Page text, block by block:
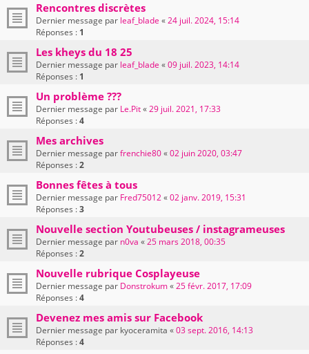
Rencontres discrètes
Dernier message par leaf_blade «24 juil. 2024, 15:14
Réponses : 1
Les kheys du 18 25
Dernier message par leaf_blade «09 juil. 2023, 14:14
Réponses : 1
Un problème ???
Dernier message par Le.Pit«29 juil. 2021, 17:33
Réponses :4
Mes archives
Dernier message parfrenchie80«02 juin 2020, 03:47
Réponses :2
Bonnes fêtes à tous
Dernier message par Fred75012«02 janv. 2019, 15:31
Réponses :3
Nouvelle section Youtubeuses / instagrameuses
Dernier message par n0va «25 mars 2018, 00:35
Réponses :2
Nouvelle rubrique Cosplayeuse
Dernier message par Donstrokum«25 févr. 2017, 17:09
Réponses :4
Devenez mes amis sur Facebook
Dernier message par kyoceramita «03 sept. 2016, 14:13
Réponses :4